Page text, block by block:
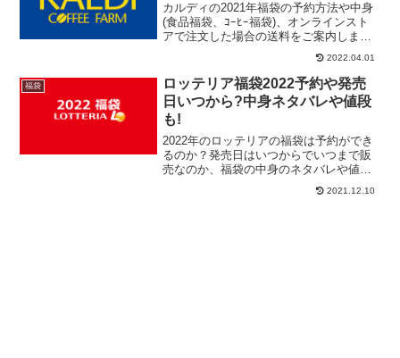
カルディの2021年福袋の予約方法や中身
(食品福袋、ｺｰﾋｰ福袋)、オンラインスト
アで注文した場合の送料をご案内しま
す！どうしても福袋を入手したい方必見
2022.04.01
福袋
ロッテリア福袋2022予約や発売
日いつから?中身ネタバレや値段
も!
2022年のロッテリアの福袋は予約ができ
るのか？発売日はいつからでいつまで販
売なのか、福袋の中身のネタバレや値段
についてご案内します。ロッテリア福袋
2022発売日はいつ？予約はできるの？
2021.12.10